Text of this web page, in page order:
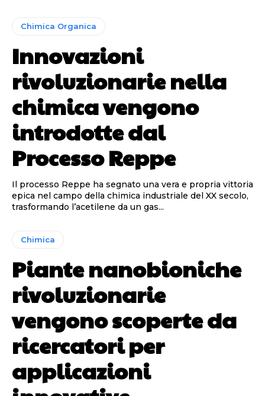
Chimica Organica
Innovazioni
rivoluzionarie nella
chimica vengono
introdotte dal
Processo Reppe
Il processo Reppe ha segnato una vera e propria vittoria
epica nel campo della chimica industriale del XX secolo,
trasformando l’acetilene da un gas...
Chimica
Piante nanobioniche
rivoluzionarie
vengono scoperte da
ricercatori per
applicazioni